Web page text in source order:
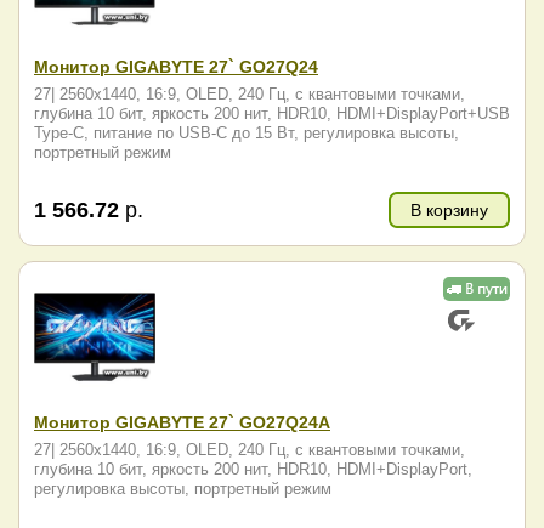
Монитор GIGABYTE 27` GO27Q24
27| 2560x1440, 16:9, OLED, 240 Гц, c квантовыми точками,
глубина 10 бит, яркость 200 нит, HDR10, HDMI+DisplayPort+USB
Type-C, питание по USB-C до 15 Вт, регулировка высоты,
портретный режим
1 566.72 р. В корзину
Монитор GIGABYTE 27` GO27Q24A
27| 2560x1440, 16:9, OLED, 240 Гц, c квантовыми точками,
глубина 10 бит, яркость 200 нит, HDR10, HDMI+DisplayPort,
регулировка высоты, портретный режим